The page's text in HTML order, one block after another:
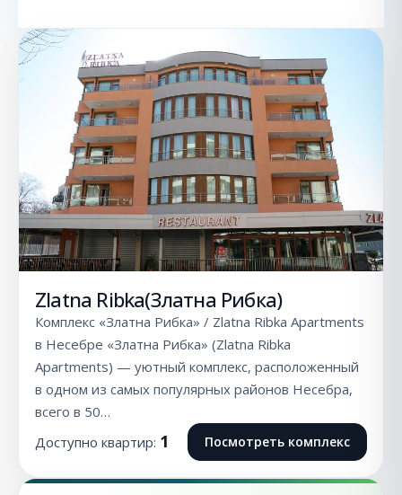
Zlatna Ribka(Златна Рибка)
Комплекс «Златна Рибка» / Zlatna Ribka Apartments
в Несебре «Златна Рибка» (Zlatna Ribka
Apartments) — уютный комплекс, расположенный
в одном из самых популярных районов Несебра,
всего в 50…
Доступно квартир: 1 Посмотреть комплекс